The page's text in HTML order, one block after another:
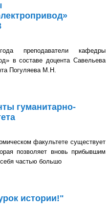
кафедры
в составе доцента Савельева
Погуляева М.Н.
гуманитарно-
факультете существует
позволяет вновь прибывшим
частью большо
истории!"